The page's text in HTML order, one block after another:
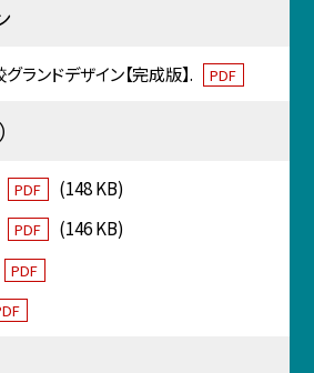
ランドデザイン【完成版】. PDF
PDF
(148 KB)
PDF
(146 KB)
PDF